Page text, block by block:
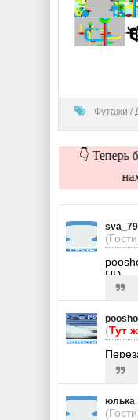
Футажи /
👇 Теперь
sva_79
HD
(Тут
юлька